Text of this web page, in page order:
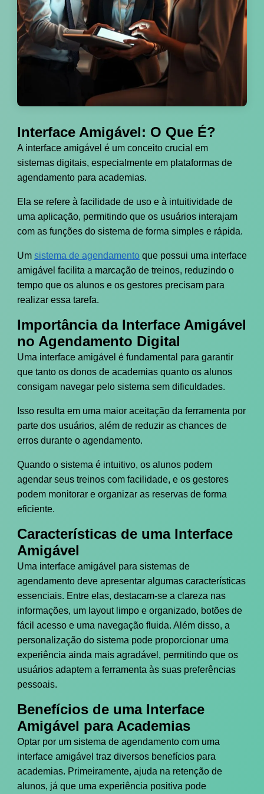
Interface Amigável: O Que É?
A interface amigável é um conceito crucial em
sistemas digitais, especialmente em plataformas de
agendamento para academias.
Ela se refere à facilidade de uso e à intuitividade de
uma aplicação, permitindo que os usuários interajam
com as funções do sistema de forma simples e rápida.
Um sistema de agendamento que possui uma interface
amigável facilita a marcação de treinos, reduzindo o
tempo que os alunos e os gestores precisam para
realizar essa tarefa.
Importância da Interface Amigável
no Agendamento Digital
Uma interface amigável é fundamental para garantir
que tanto os donos de academias quanto os alunos
consigam navegar pelo sistema sem dificuldades.
Isso resulta em uma maior aceitação da ferramenta por
parte dos usuários, além de reduzir as chances de
erros durante o agendamento.
Quando o sistema é intuitivo, os alunos podem
agendar seus treinos com facilidade, e os gestores
podem monitorar e organizar as reservas de forma
eficiente.
Características de uma Interface
Amigável
Uma interface amigável para sistemas de
agendamento deve apresentar algumas características
essenciais. Entre elas, destacam-se a clareza nas
informações, um layout limpo e organizado, botões de
fácil acesso e uma navegação fluida. Além disso, a
personalização do sistema pode proporcionar uma
experiência ainda mais agradável, permitindo que os
usuários adaptem a ferramenta às suas preferências
pessoais.
Benefícios de uma Interface
Amigável para Academias
Optar por um sistema de agendamento com uma
interface amigável traz diversos benefícios para
academias. Primeiramente, ajuda na retenção de
alunos, já que uma experiência positiva pode